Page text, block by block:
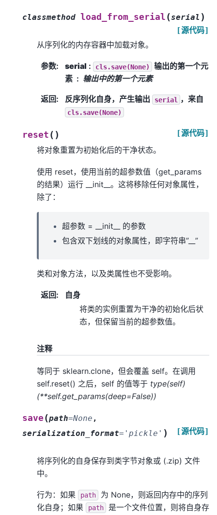
classmethod load_from_serial (serial )
[源代码]
从序列化的内存容器中加载对象。
参数: serial : cls.save(None)
输出的第一个元
素
输出中的第一个元素
返回: 反序列化自身，产生输出 serial ，来自
cls.save(None)
reset ( ) [源代码]
将对象重置为初始化后的干净状态。
使用 reset，使用当前的超参数值（get_params
的结果）运行 __init__。这将移除任何对象属性，
除了：
超参数 = __init__ 的参数
包含双下划线的对象属性，即字符串”__”
类和对象方法，以及类属性也不受影响。
返回:
自身
将类的实例重置为干净的初始化后状
态，但保留当前的超参数值。
注释
等同于 sklearn.clone，但会覆盖 self。在调用
self.reset() 之后，self 的值等于 type(self)
(**self.get_params(deep=False))
save (path=None ,
serialization_format= 'pickle' ) [源代码]
将序列化的自身保存到类字节对象或 (.zip) 文件
中。
行为：如果 path
为 None，则返回内存中的序列
化自身；如果
path 是一个文件位置，则将自身存